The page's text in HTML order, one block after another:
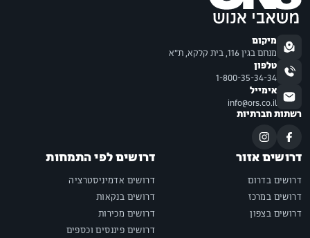
מיקום
מנחם בגין 116, בית קלקא, ת"א
טלפון
1-800-35-34-34
אימייל
info@ors.co.il
רשתות חברתיות
דרושים אזור
דרושים בדרום
דרושים במרכז
דרושים בצפון
דרושים לפי התמחות
דרושים אדמיניסטרציה
דרושים בנקאות
דרושים מכירות
דרושים פיננסים וכספים